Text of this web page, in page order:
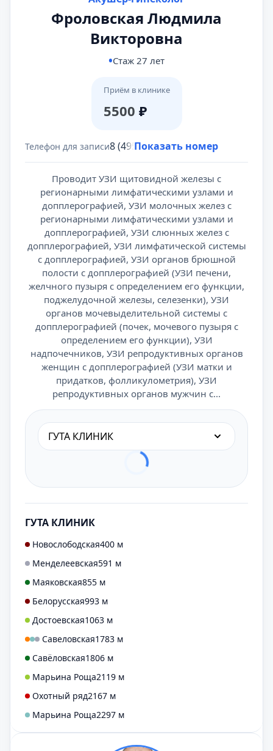
Фроловская Людмила
Викторовна
Стаж 27 лет
Приём в клинике
5500 ₽
Телефон для записи8 (495) 431-69-47
Показать номер
Проводит УЗИ щитовидной железы с
регионарными лимфатическими узлами и
допплерографией, УЗИ молочных желез с
регионарными лимфатическими узлами и
допплерографией, УЗИ слюнных желез с
допплерографией, УЗИ лимфатической системы
с допплерографией, УЗИ органов брюшной
полости с допплерографией (УЗИ печени,
желчного пузыря с определением его функции,
поджелудочной железы, селезенки), УЗИ
органов мочевыделительной системы с
допплерографией (почек, мочевого пузыря с
определением его функции), УЗИ
надпочечников, УЗИ репродуктивных органов
женщин с допплерографией (УЗИ матки и
придатков, фолликулометрия), УЗИ
репродуктивных органов мужчин с...
ГУТА КЛИНИК
ГУТА КЛИНИК
Новослободская400 м
Менделеевская591 м
Маяковская855 м
Белорусская993 м
Достоевская1063 м
Савеловская1783 м
Савёловская1806 м
Марьина Роща2119 м
Охотный ряд2167 м
Марьина Роща2297 м